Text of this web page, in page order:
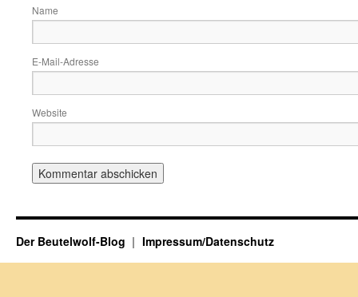
Name
E-Mail-Adresse
Website
Der Beutelwolf-Blog Impressum/Datenschutz